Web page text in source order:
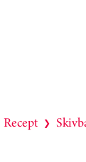
Recept ❯